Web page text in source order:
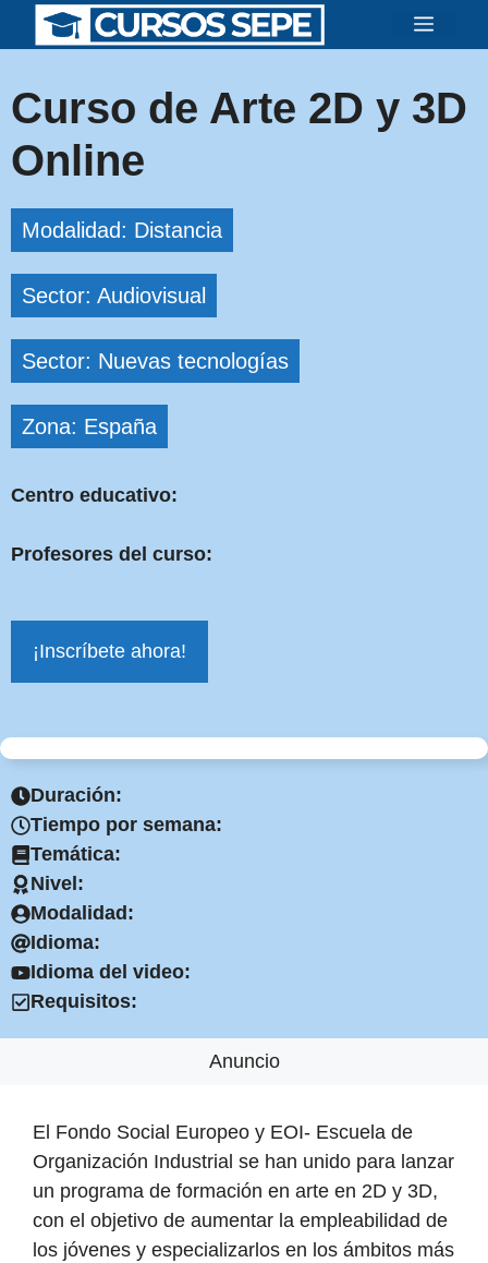
Saltar
Menú
Curso de Arte 2D y 3D
Online
Modalidad: Distancia
Sector: Audiovisual
Sector: Nuevas tecnologías
Zona: España
Centro educativo:
Profesores del curso:
¡Inscríbete ahora!
Duración:
Tiempo por semana:
Temática:
Nivel:
Modalidad:
Idioma:
Idioma del video:
Requisitos:
Anuncio
El Fondo Social Europeo y EOI- Escuela de
Organización Industrial se han unido para lanzar
un programa de formación en arte en 2D y 3D,
con el objetivo de aumentar la empleabilidad de
los jóvenes y especializarlos en los ámbitos más